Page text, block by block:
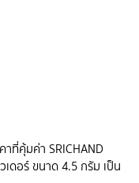
คุ้มค่า SRICHAND
ดอร์ ขนาด 4.5 กรัม เป็น